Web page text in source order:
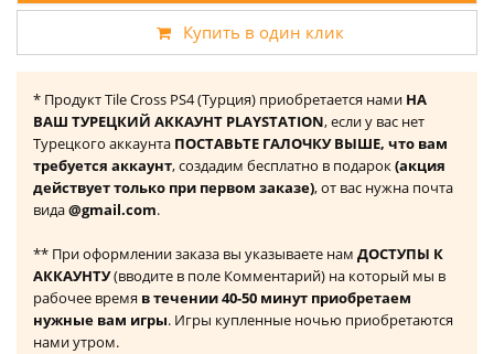
Купить в один клик
* Продукт Tile Cross PS4 (Турция) приобретается нами НА
ВАШ ТУРЕЦКИЙ АККАУНТ PLAYSTATION, если у вас нет
Турецкого аккаунта ПОСТАВЬТЕ ГАЛОЧКУ ВЫШЕ, что вам
требуется аккаунт, создадим бесплатно в подарок(акция
действует только при первом заказе), от вас нужна почта
вида@gmail.com.
** При оформлении заказа вы указываете нам ДОСТУПЫ К
АККАУНТУ(вводите в поле Комментарий) на который мы в
рабочее время в течении 40-50 минут приобретаем
нужные вам игры. Игры купленные ночью приобретаются
нами утром.